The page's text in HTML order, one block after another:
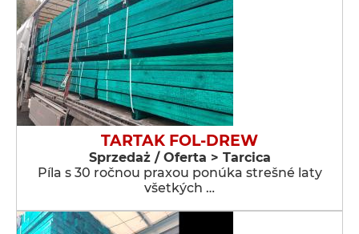
TARTAK FOL-DREW
Sprzedaż / Oferta > Tarcica
Píla s 30 ročnou praxou ponúka strešné laty
všetkých …